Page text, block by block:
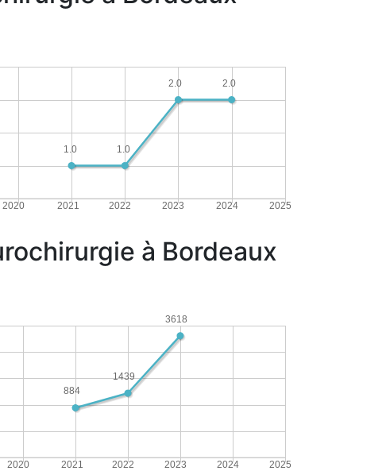
2020 2021 2022 2023 2024 2025
2.0
2.0
1.0
1.0
à Bordeaux
2020 2021 2022 2023 2024 2025
3618
1439
884